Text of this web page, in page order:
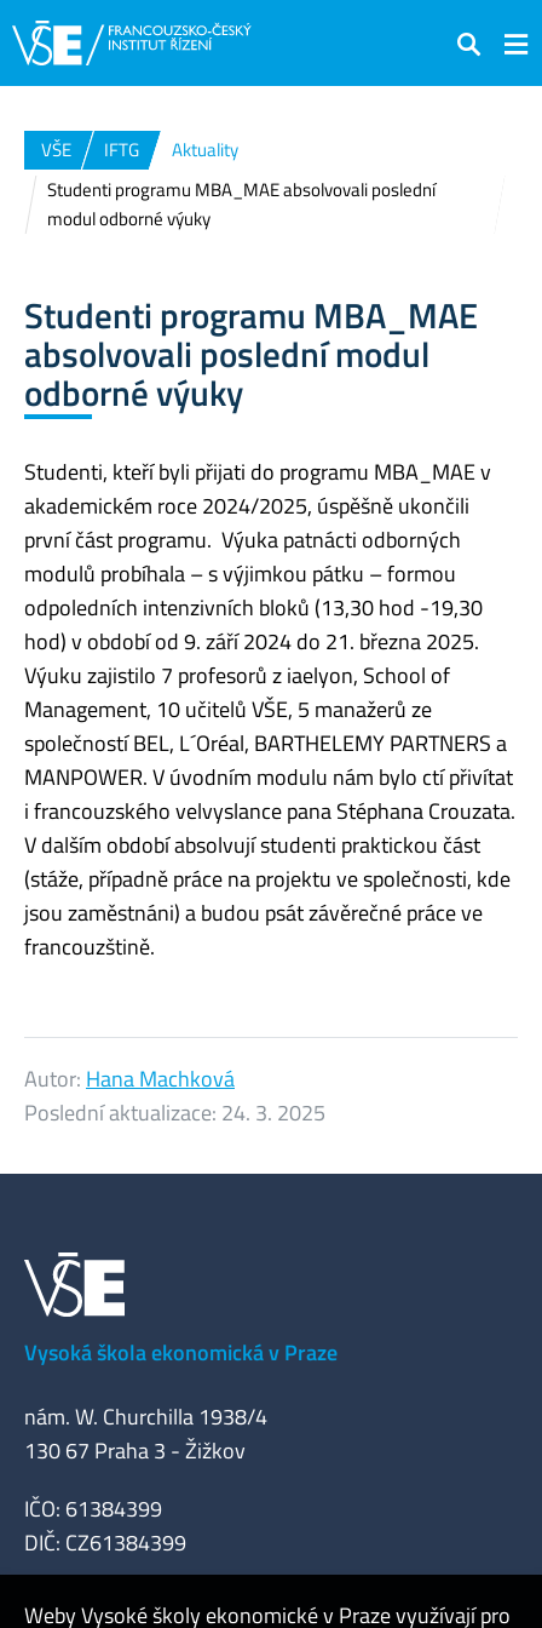
Hledat
VŠE IFTG
Aktuality
Studenti programu MBA_MAE absolvovali poslední
modul odborné výuky
Studenti programu MBA_MAE
absolvovali poslední modul
odborné výuky
Studenti, kteří byli přijati do programu MBA_MAE v
akademickém roce 2024/2025, úspěšně ukončili
první část programu. Výuka patnácti odborných
modulů probíhala – s výjimkou pátku – formou
odpoledních intenzivních bloků (13,30 hod -19,30
hod) v období od 9. září 2024 do 21. března 2025.
Výuku zajistilo 7 profesorů z iaelyon, School of
Management, 10 učitelů VŠE, 5 manažerů ze
společností BEL, L´Oréal, BARTHELEMY PARTNERS a
MANPOWER. V úvodním modulu nám bylo ctí přivítat
i francouzského velvyslance pana Stéphana Crouzata.
V dalším období absolvují studenti praktickou část
(stáže, případně práce na projektu ve společnosti, kde
jsou zaměstnáni) a budou psát závěrečné práce ve
francouzštině.
Autor: Hana Machková
Poslední aktualizace: 24. 3. 2025
Vysoká škola ekonomická v Praze
nám. W. Churchilla 1938/4
130 67 Praha 3 - Žižkov
IČO: 61384399
DIČ: CZ61384399
Weby Vysoké školy ekonomické v Praze využívají pro